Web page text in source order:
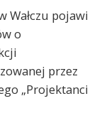
Wałczu pojawi
o
przez
„Projektanci